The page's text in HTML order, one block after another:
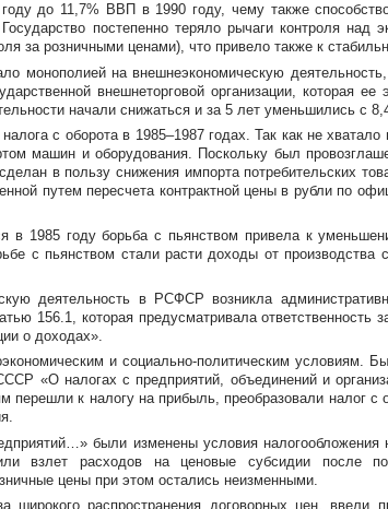
до 11,7% ВВП в 1990 году, чему также
постепенно теряло рычаги контроля над
за розничными ценами), что привело также к
монополией на внешнеэкономическую
внешнеторговой организации, которая
начали снижаться и за 5 лет уменьшились с
с оборота в 1985–1987 годах. Так как не
машин и оборудования. Поскольку был
в пользу снижения импорта потребительских
путем пересчета контрактной цены в рубли по
в 1985 году борьба с пьянством привела к
с пьянством стали расти доходы от производства
деятельность в РСФСР возникла
156.1, которая предусматривала ответственность
о доходах».
и социально-политическим условиям.
«О налогах с предприятий, объединений и
к налогу на прибыль, преобразовали налог с
были изменены условия
взлет расходов на ценовые субсидии после
цены при этом остались неизменными.
широкого распространения договорных цен, ввели